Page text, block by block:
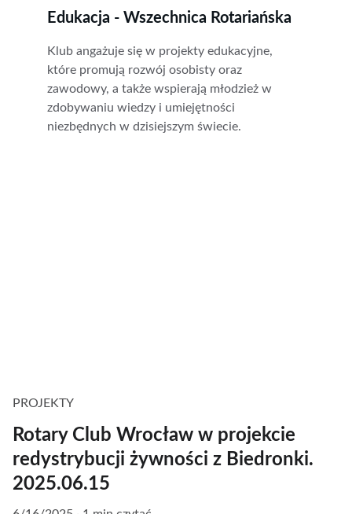
Edukacja - Wszechnica Rotariańska
Klub angażuje się w projekty edukacyjne,
które promują rozwój osobisty oraz
zawodowy, a także wspierają młodzież w
zdobywaniu wiedzy i umiejętności
niezbędnych w dzisiejszym świecie.
PROJEKTY
Rotary Club Wrocław w projekcie
redystrybucji żywności z Biedronki.
2025.06.15